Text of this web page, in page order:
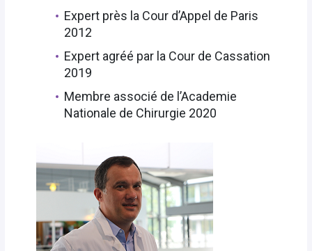
Expert près la Cour d’Appel de Paris
2012
Expert agréé par la Cour de Cassation
2019
Membre associé de l’Academie
Nationale de Chirurgie 2020